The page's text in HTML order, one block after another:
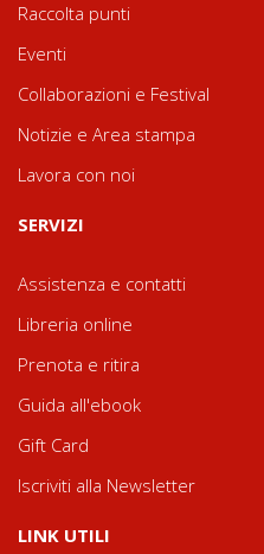
Raccolta punti
Eventi
Collaborazioni e Festival
Notizie e Area stampa
Lavora con noi
SERVIZI
Assistenza e contatti
Libreria online
Prenota e ritira
Guida all'ebook
Gift Card
Iscriviti alla Newsletter
LINK UTILI